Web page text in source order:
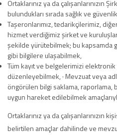
Ortaklarınız ya da çalışanlarınızın
bulundukları sırada sağlık ve
Taşeronlarımız, tedarikçilerimiz,
hizmet verdiğimiz şirket ve
şekilde yürütebilmek; bu kapsamda
gibi bilgilere ulaşabilmek,
Tüm kayıt ve belgelerimizi elektronik
düzenleyebilmek, · Mevzuat veya
öngörülen bilgi saklama,
uygun hareket edilebilmek
Ortaklarınız ya da çalışanlarınızın
belirtilen amaçlar dahilinde ve